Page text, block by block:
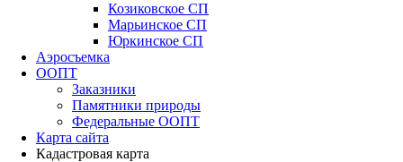
Козиковское СП
Марьинское СП
Юркинское СП
Аэросъемка
ООПТ
Заказники
Памятники природы
Федеральные ООПТ
Карта сайта
Кадастровая карта